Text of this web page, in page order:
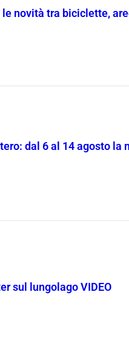
novità tra biciclette,
dal 6 al 14 agosto la
sul lungolago VIDEO